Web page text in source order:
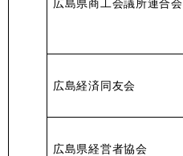
広島経済同友会
広島県経営者協会